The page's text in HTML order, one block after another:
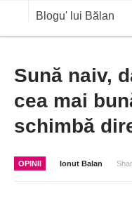
Blogu' lui Bălan
ANALIZE
BLOG IN DIALOG
Sună naiv,
cea mai
schimbă
OPINII Ionut Balan